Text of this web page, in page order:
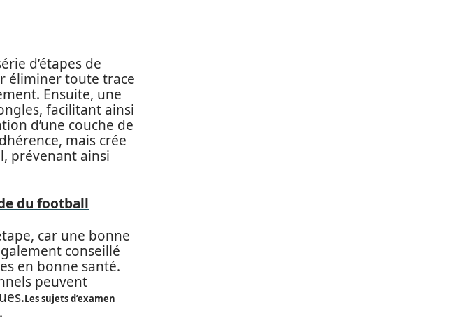
d’étapes de
éliminer toute trace
Ensuite, une
facilitant ainsi
d’une couche de
mais crée
prévenant ainsi
du football
car une bonne
conseillé
en bonne santé.
peuvent
Les sujets d’examen